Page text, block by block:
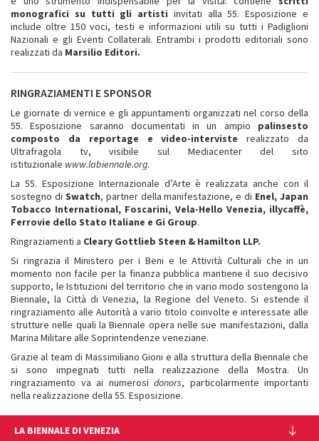
monografici su tutti gli artisti invitati alla 55. Esposizione e
include oltre 150 voci, testi e informazioni utili su tutti i Padiglioni
Nazionali e gli Eventi Collaterali. Entrambi i prodotti editoriali sono
realizzati da Marsilio Editori.
RINGRAZIAMENTI E SPONSOR
Le giornate di vernice e gli appuntamenti organizzati nel corso della
55. Esposizione saranno documentati in un ampio palinsesto
composto da reportage e video-intervisterealizzato da
Ultrafragola tv, visibile sul Mediacenter del sito
istituzionale www.labiennale.org.
La 55. Esposizione Internazionale d’Arte è realizzata anche con il
sostegno di Swatch, partner della manifestazione, e di Enel, Japan
Tobacco International, Foscarini, Vela-Hello Venezia, illycaffè,
Ferrovie dello Stato Italiane e Gi Group.
Ringraziamenti a Cleary Gottlieb Steen & Hamilton LLP.
Si ringrazia il Ministero per i Beni e le Attività Culturali che in un
momento non facile per la finanza pubblica mantiene il suo decisivo
supporto, le Istituzioni del territorio che in vario modo sostengono la
Biennale, la Città di Venezia, la Regione del Veneto. Si estende il
ringraziamento alle Autorità a vario titolo coinvolte e interessate alle
strutture nelle quali la Biennale opera nelle sue manifestazioni, dalla
Marina Militare alle Soprintendenze veneziane.
Grazie al team di Massimiliano Gioni e alla struttura della Biennale che
si sono impegnati tutti nella realizzazione della Mostra. Un
ringraziamento va ai numerosi donors, particolarmente importanti
nella realizzazione della 55. Esposizione.
LA BIENNALE DI VENEZIA